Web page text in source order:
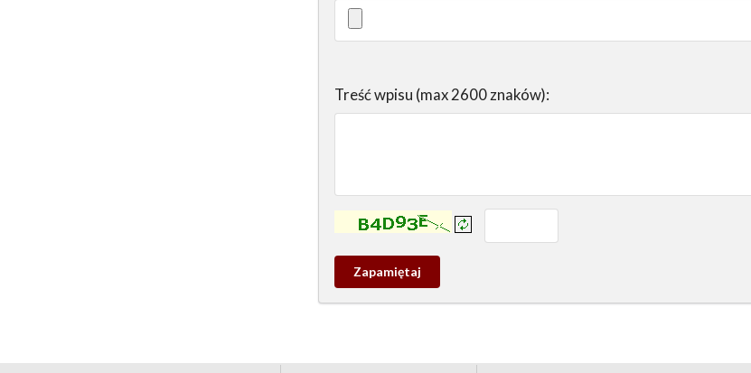
Treść wpisu (max 2600 znaków):
Kontrola - wprowadź tekst z obrazka:
Zapamietaj
wpis